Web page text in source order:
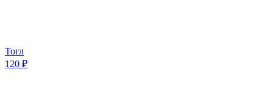
Тогл
120 ₽